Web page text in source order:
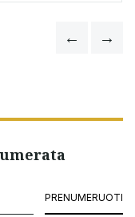
PRENUMERUOTI